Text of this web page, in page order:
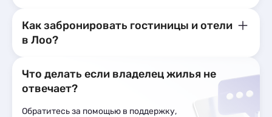
Как забронировать гостиницы и отели
в Лоо?
Что делать если владелец жилья не
отвечает?
Обратитесь за помощью в поддержку,